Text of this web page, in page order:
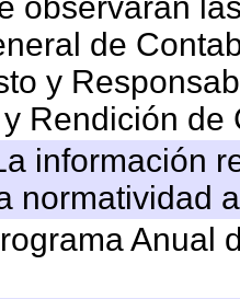
de
y
Rendición
información
normatividad
Anual